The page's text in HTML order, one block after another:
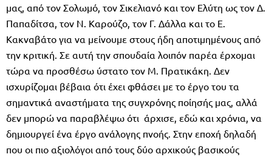
μας, από τον Σολωμό, τον Σικελιανό και τον Ελύτη ως τον Δ.
Παπαδίτσα, τον Ν. Καρούζο, τον Γ. Δάλλα και το Ε.
Κακναβάτο για να μείνουμε στους ήδη αποτιμημένους από
την κριτική. Σε αυτή την σπουδαία λοιπόν παρέα έρχομαι
τώρα να προσθέσω ύστατο τον Μ. Πρατικάκη. Δεν
ισχυρίζομαι βέβαια ότι έχει φθάσει με το έργο του τα
σημαντικά αναστήματα της συγχρόνης ποίησής μας, αλλά
δεν μπορώ να παραβλέψω ότι άρχισε, εδώ και χρόνια, να
δημιουργεί ένα έργο ανάλογης πνοής. Στην εποχή δηλαδή
που οι πιο αξιολόγοι από τους δύο αρχικούς βασικούς